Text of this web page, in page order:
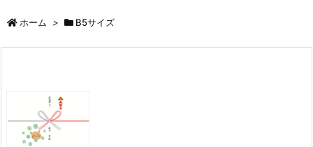
ホーム > B5サイズ